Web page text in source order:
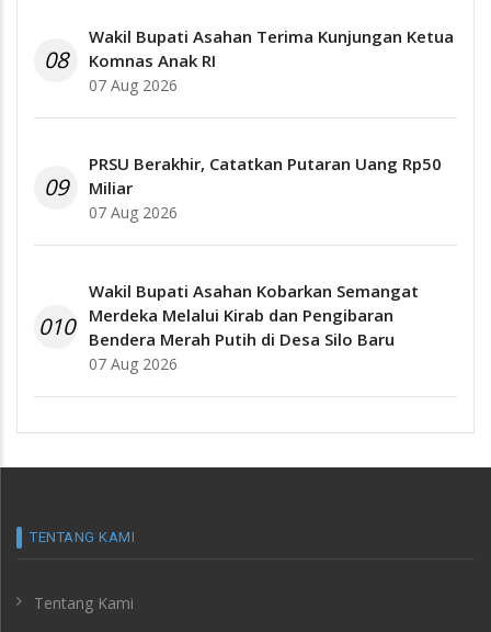
08
Wakil Bupati Asahan Terima Kunjungan Ketua
Komnas Anak RI
07 Aug 2026
09
PRSU Berakhir, Catatkan Putaran Uang Rp50
Miliar
07 Aug 2026
010
Wakil Bupati Asahan Kobarkan Semangat
Merdeka Melalui Kirab dan Pengibaran
Bendera Merah Putih di Desa Silo Baru
07 Aug 2026
TENTANG KAMI
Tentang Kami